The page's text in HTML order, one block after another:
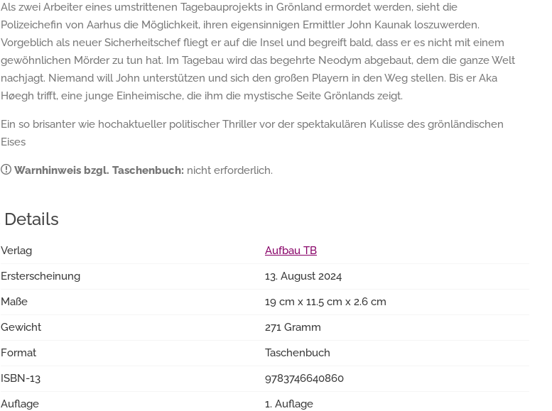
Als zwei Arbeiter eines umstrittenen Tagebauprojekts in Grönland ermordet werden, sieht die
Polizeichefin von Aarhus die Möglichkeit, ihren eigensinnigen Ermittler John Kaunak loszuwerden.
Vorgeblich als neuer Sicherheitschef fliegt er auf die Insel und begreift bald, dass er es nicht mit einem
gewöhnlichen Mörder zu tun hat. Im Tagebau wird das begehrte Neodym abgebaut, dem die ganze Welt
nachjagt. Niemand will John unterstützen und sich den großen Playern in den Weg stellen. Bis er Aka
Høegh trifft, eine junge Einheimische, die ihm die mystische Seite Grönlands zeigt.
Ein so brisanter wie hochaktueller politischer Thriller vor der spektakulären Kulisse des grönländischen
Eises
Warnhinweis bzgl. Taschenbuch: nicht erforderlich.
Details
Verlag
Aufbau TB
Ersterscheinung
13. August 2024
Maße
19 cm x 11.5 cm x 2.6 cm
Gewicht
271 Gramm
Format
Taschenbuch
ISBN-13
9783746640860
Auflage
1. Auflage